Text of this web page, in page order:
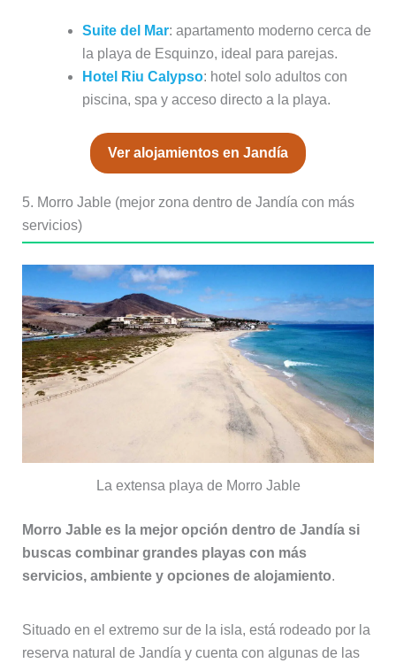
Suite del Mar: apartamento moderno cerca de
la playa de Esquinzo, ideal para parejas.
Hotel Riu Calypso: hotel solo adultos con
piscina, spa y acceso directo a la playa.
Ver alojamientos en Jandía
5. Morro Jable (mejor zona dentro de Jandía con más
servicios)
La extensa playa de Morro Jable
Morro Jable es la mejor opción dentro de Jandía si
buscas combinar grandes playas con más
servicios, ambiente y opciones de alojamiento.
Situado en el extremo sur de la isla, está rodeado por la
reserva natural de Jandía y cuenta con algunas de las